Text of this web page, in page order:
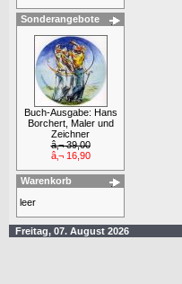
Sonderangebote
Buch-Ausgabe: Hans
Borchert, Maler und
Zeichner
â‚¬ 39,00
â‚¬ 16,90
Warenkorb
leer
Freitag, 07. August 2026